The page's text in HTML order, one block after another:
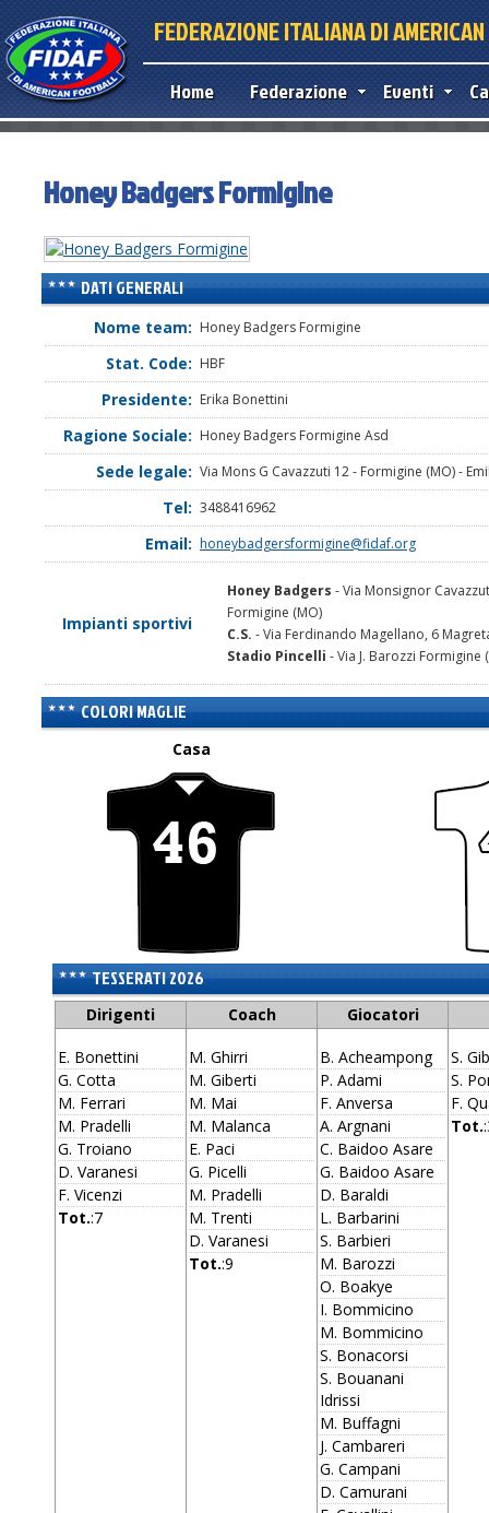
FEDERAZIONE ITALIANA DI
Home Federazione Eventi
Honey Badgers Formigine
DATI GENERALI
Nome team: Honey Badgers Formigine
Stat. Code: HBF
Presidente: Erika Bonettini
Ragione Sociale: Honey Badgers Formigine Asd
Sede legale: Via Mons G Cavazzuti 12 - Formigine (MO) -
Tel: 3488416962
Email: honeybadgersformigine@fidaf.org
Impianti sportivi
Honey Badgers - Via Monsignor
Formigine (MO)
C.S. - Via Ferdinando Magellano, 6
Stadio Pincelli - Via J. Barozzi Formigine
COLORI MAGLIE
Casa
TESSERATI 2026
Dirigenti Coach Giocatori
E. Bonettini
G. Cotta
M. Ferrari
M. Pradelli
G. Troiano
D. Varanesi
F. Vicenzi
Tot.:7
M. Ghirri
M. Giberti
M. Mai
M. Malanca
E. Paci
G. Picelli
M. Pradelli
M. Trenti
D. Varanesi
Tot.:9
B. Acheampong
P. Adami
F. Anversa
A. Argnani
C. Baidoo Asare
G. Baidoo Asare
D. Baraldi
L. Barbarini
S. Barbieri
M. Barozzi
O. Boakye
I. Bommicino
M. Bommicino
S. Bonacorsi
S. Bouanani
Idrissi
M. Buffagni
J. Cambareri
G. Campani
D. Camurani
S.
S.
F.
Tot.